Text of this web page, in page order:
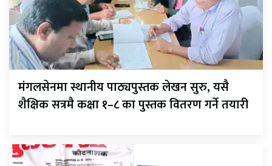
मंगलसेनमा स्थानीय पाठ्यपुस्तक लेखन सुरु, यसै
शैक्षिक सत्रमै कक्षा १–८ का पुस्तक वितरण गर्ने तयारी